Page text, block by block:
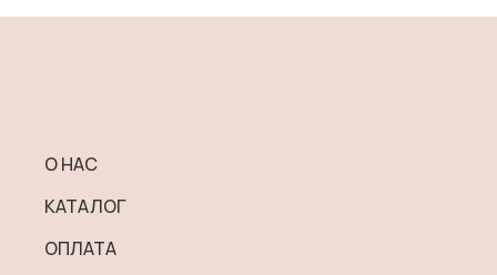
имеет
О НАС
КАТАЛОГ
ОПЛАТА